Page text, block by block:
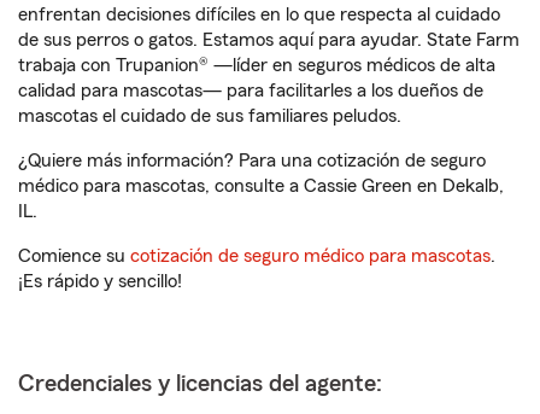
enfrentan decisiones difíciles en lo que respecta al cuidado
de sus perros o gatos. Estamos aquí para ayudar. State Farm
trabaja con Trupanion® —líder en seguros médicos de alta
calidad para mascotas— para facilitarles a los dueños de
mascotas el cuidado de sus familiares peludos.
¿Quiere más información? Para una cotización de seguro
médico para mascotas, consulte a Cassie Green en Dekalb,
IL.
Comience su cotización de seguro médico para mascotas.
¡Es rápido y sencillo!
Credenciales y licencias del agente: